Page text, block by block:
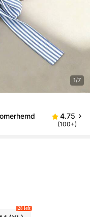
1/7
4.75
(100+)
28 left